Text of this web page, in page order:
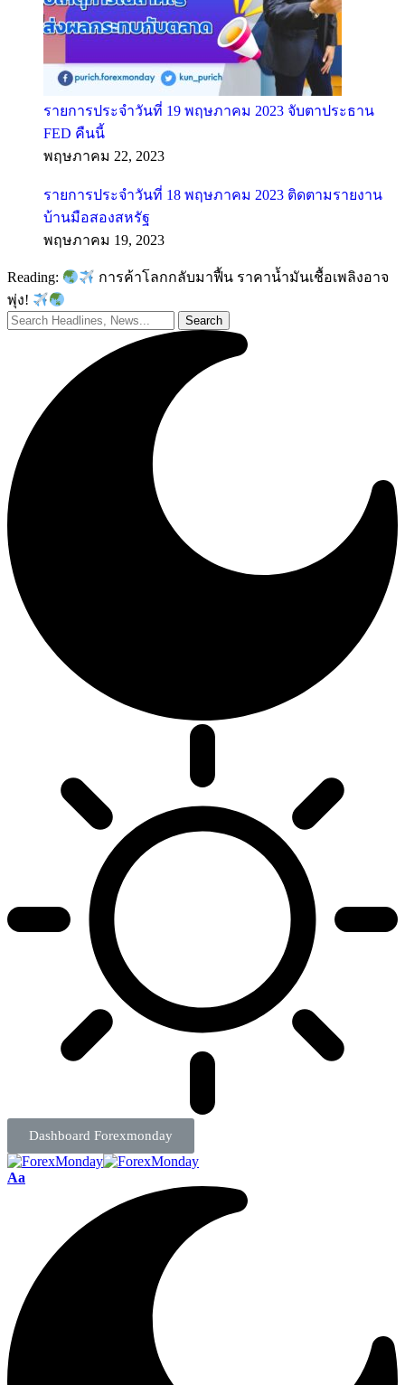
รายการประจำวันที่ 19 พฤษภาคม 2023 จับตาประธาน
FED คืนนี้
พฤษภาคม 22, 2023
รายการประจำวันที่ 18 พฤษภาคม 2023 ติดตามรายงาน
บ้านมือสองสหรัฐ
พฤษภาคม 19, 2023
Reading:
การค้าโลกกลับมาฟื้น ราคาน้ำมันเชื้อเพลิงอาจ
พุ่ง!
Dashboard Forexmonday
Aa